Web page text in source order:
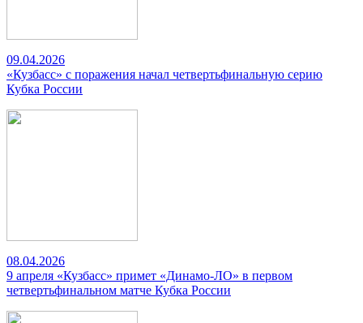
09.04.2026
«Кузбасс» с поражения начал четвертьфинальную серию
Кубка России
08.04.2026
9 апреля «Кузбасс» примет «Динамо-ЛО» в первом
четвертьфинальном матче Кубка России